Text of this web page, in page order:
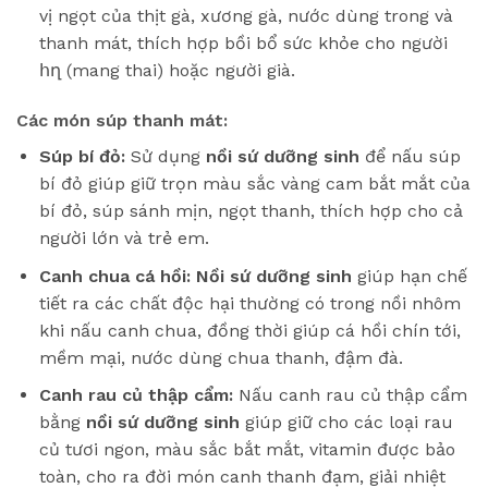
vị ngọt của thịt gà, xương gà, nước dùng trong và
thanh mát, thích hợp bồi bổ sức khỏe cho người
հղ (mang thai) hoặc người già.
Các món súp thanh mát:
Súp bí đỏ:Sử dụng nồi sứ dưỡng sinh để nấu súp
bí đỏ giúp giữ trọn màu sắc vàng cam bắt mắt của
bí đỏ, súp sánh mịn, ngọt thanh, thích hợp cho cả
người lớn và trẻ em.
Canh chua cá hồi: Nồi sứ dưỡng sinh giúp hạn chế
tiết ra các chất độc hại thường có trong nồi nhôm
khi nấu canh chua, đồng thời giúp cá hồi chín tới,
mềm mại, nước dùng chua thanh, đậm đà.
Canh rau củ thập cẩm:Nấu canh rau củ thập cẩm
bằng nồi sứ dưỡng sinh giúp giữ cho các loại rau
củ tươi ngon, màu sắc bắt mắt, vitamin được bảo
toàn, cho ra đời món canh thanh đạm, giải nhiệt